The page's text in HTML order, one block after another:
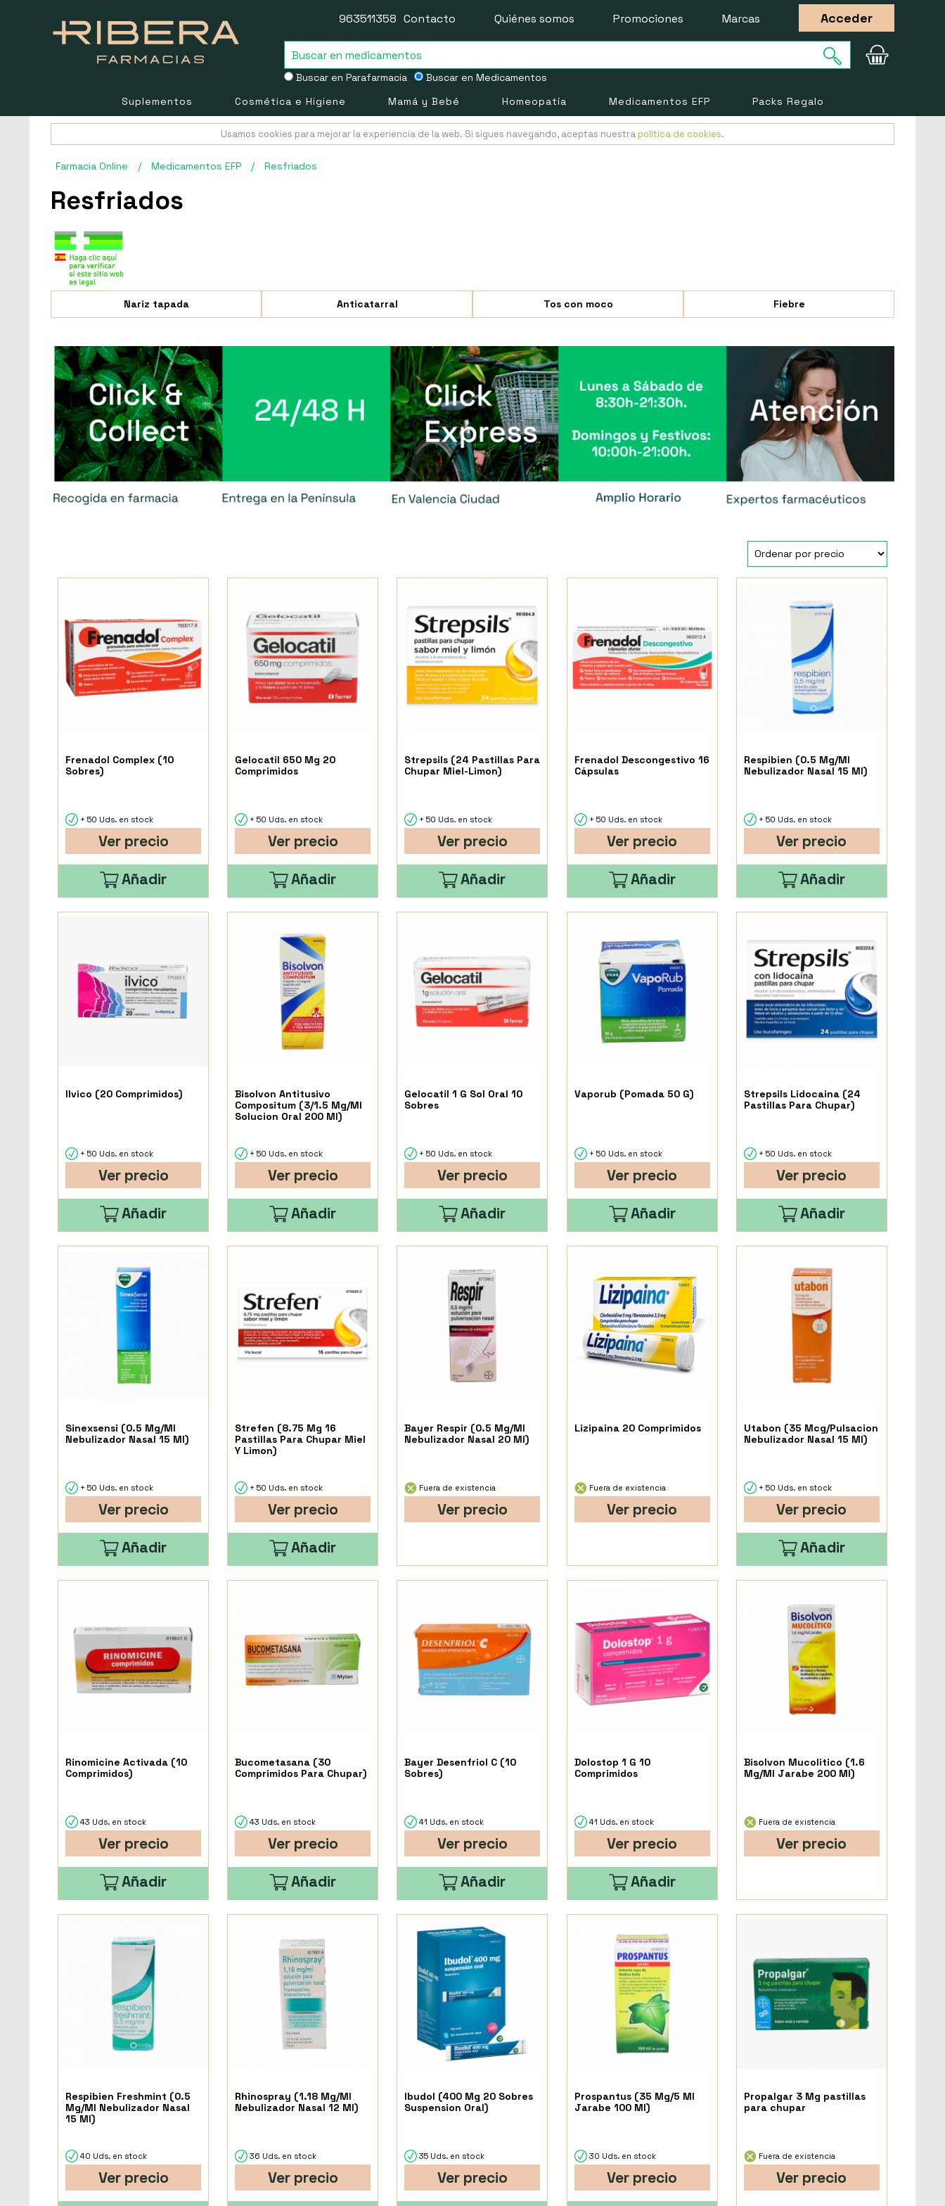
Buscar en Parafarmacia Buscar en Medicamentos
963511358 Contacto Quiénes somos Promociones Marcas Acceder
Suplementos Cosmética e Higiene Mamá y Bebé Homeopatía Medicamentos EFP Packs Regalo
Usamos cookies para mejorar la experiencia de la web. Si sigues navegando, aceptas nuestra política de cookies.
Farmacia Online / Medicamentos EFP / Resfriados
Resfriados
Nariz tapada Anticatarral Tos con moco Fiebre
Frenadol Complex (10
Sobres)
+ 50 Uds. en stock
Ver precio
Añadir
Gelocatil 650 Mg 20
Comprimidos
+ 50 Uds. en stock
Ver precio
Añadir
Strepsils (24 Pastillas Para
Chupar Miel-Limon)
+ 50 Uds. en stock
Ver precio
Añadir
Frenadol Descongestivo 16
Cápsulas
+ 50 Uds. en stock
Ver precio
Añadir
Respibien (0.5 Mg/Ml
Nebulizador Nasal 15 Ml)
+ 50 Uds. en stock
Ver precio
Añadir
Ilvico (20 Comprimidos)
+ 50 Uds. en stock
Ver precio
Añadir
Bisolvon Antitusivo
Compositum (3/1.5 Mg/Ml
Solucion Oral 200 Ml)
+ 50 Uds. en stock
Ver precio
Añadir
Gelocatil 1 G Sol Oral 10
Sobres
+ 50 Uds. en stock
Ver precio
Añadir
Vaporub (Pomada 50 G)
+ 50 Uds. en stock
Ver precio
Añadir
Strepsils Lidocaina (24
Pastillas Para Chupar)
+ 50 Uds. en stock
Ver precio
Añadir
Sinexsensi (0.5 Mg/Ml
Nebulizador Nasal 15 Ml)
+ 50 Uds. en stock
Ver precio
Añadir
Strefen (8.75 Mg 16
Pastillas Para Chupar Miel
Y Limon)
+ 50 Uds. en stock
Ver precio
Añadir
Bayer Respir (0.5 Mg/Ml
Nebulizador Nasal 20 Ml)
Fuera de existencia
Ver precio
Lizipaina 20 Comprimidos
Fuera de existencia
Ver precio
Utabon (35 Mcg/Pulsacion
Nebulizador Nasal 15 Ml)
+ 50 Uds. en stock
Ver precio
Añadir
Rinomicine Activada (10
Comprimidos)
43 Uds. en stock
Ver precio
Añadir
Bucometasana (30
Comprimidos Para Chupar)
43 Uds. en stock
Ver precio
Añadir
Bayer Desenfriol C (10
Sobres)
41 Uds. en stock
Ver precio
Añadir
Dolostop 1 G 10
Comprimidos
41 Uds. en stock
Ver precio
Añadir
Bisolvon Mucolitico (1.6
Mg/Ml Jarabe 200 Ml)
Fuera de existencia
Ver precio
Respibien Freshmint (0.5
Mg/Ml Nebulizador Nasal
15 Ml)
40 Uds. en stock
Ver precio
Rhinospray (1.18 Mg/Ml
Nebulizador Nasal 12 Ml)
36 Uds. en stock
Ver precio
Ibudol (400 Mg 20 Sobres
Suspension Oral)
35 Uds. en stock
Ver precio
Prospantus (35 Mg/5 Ml
Jarabe 100 Ml)
30 Uds. en stock
Ver precio
Propalgar 3 Mg pastillas
para chupar
Fuera de existencia
Ver precio